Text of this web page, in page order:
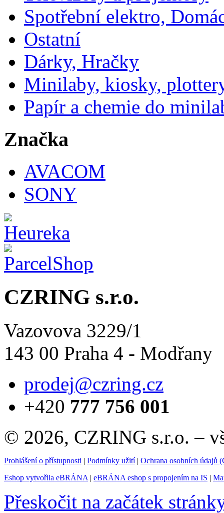
Spotřební elektro,
Ostatní
Dárky, Hračky
Minilaby, kiosky,
Papír a chemie do
Značka
AVACOM
SONY
CZRING s.r.o.
Vazovova 3229/1
143 00 Praha 4 - Modřany
prodej@czring.cz
+420 777 756 001
© 2026, CZRING s.r.o. –
Prohlášení o přístupnosti | Podmínky užití| Ochrana osobních údajů
Eshop vytvořila eBRÁNA | eBRÁNA eshop s propojením na IS |
Přeskočit na začátek